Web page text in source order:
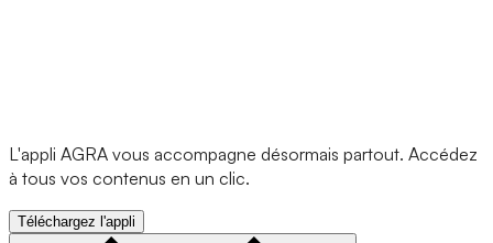
L'appli AGRA vous accompagne désormais partout. Accédez
à tous vos contenus en un clic.
Téléchargez l'appli